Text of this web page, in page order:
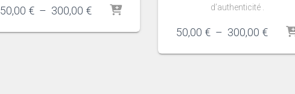
50,00 € – 300,00 €Plage
prix :
d’authenticité .
50,00 € – 300,00 €Plage
prix :